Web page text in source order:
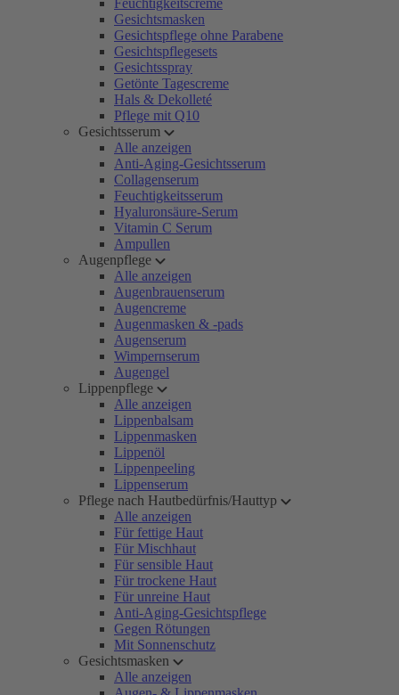
Feuchtigkeitscreme
Gesichtsmasken
Gesichtspflege ohne Parabene
Gesichtspflegesets
Gesichtsspray
Getönte Tagescreme
Hals & Dekolleté
Pflege mit Q10
Gesichtsserum
Alle anzeigen
Anti-Aging-Gesichtsserum
Collagenserum
Feuchtigkeitsserum
Hyaluronsäure-Serum
Vitamin C Serum
Ampullen
Augenpflege
Alle anzeigen
Augenbrauenserum
Augencreme
Augenmasken & -pads
Augenserum
Wimpernserum
Augengel
Lippenpflege
Alle anzeigen
Lippenbalsam
Lippenmasken
Lippenöl
Lippenpeeling
Lippenserum
Pflege nach Hautbedürfnis/Hauttyp
Alle anzeigen
Für fettige Haut
Für Mischhaut
Für sensible Haut
Für trockene Haut
Für unreine Haut
Anti-Aging-Gesichtspflege
Gegen Rötungen
Mit Sonnenschutz
Gesichtsmasken
Alle anzeigen